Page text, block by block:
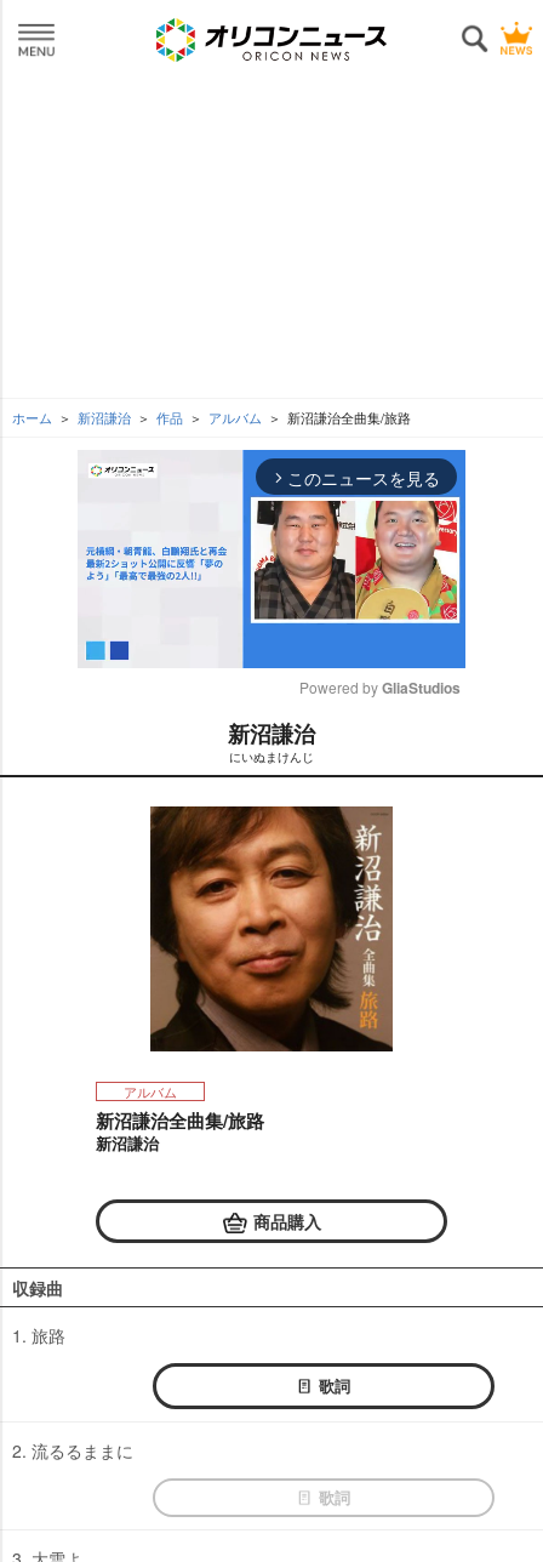
ホーム 新沼謙治 作品 アルバム 新沼謙治全曲集/旅路
arrow_forward_ios このニュースを見る
t
e
Powered by GliaStudios
新沼謙治
にいぬまけんじ
アルバム
新沼謙治全曲集/旅路
新沼謙治
商品購入
収録曲
1. 旅路
歌詞
2. 流るるままに
歌詞